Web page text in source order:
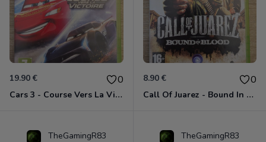
19.90 € 0
Cars 3 - Course Vers La Victoire Xbox 360
8.90 € 0
Call Of Juarez - Bound In Blood Xbox 360
TheGamingR83 TheGamingR83